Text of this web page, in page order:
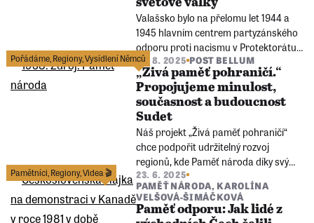
Leskovce.
Valašsko bylo na přelomu let 1944 a
1945 hlavním centrem partyzánského
odporu proti nacismu v Protektorátu
Čechy a Morava. Obyvatelé Prlova za
podporu partyzánů zaplatili svými
životy.
Pořádáme Regiony,Vysídlení Němců18. 8. 2025 POST BELLUM
„Živá paměť pohraničí.“
Propojujeme minulost,
současnost a budoucnost
Sudet
Náš projekt „Živá paměť pohraničí“
chce podpořit udržitelný rozvoj
regionů, kde Paměť národa díky svým
pobočkám dlouhodobě působí a kde
stále doznívají dopady poválečných
změn jako bylo vysídlení obyvatel,
izolace a ztráta vazby lidí
Pamětníci Regiony,Videa 🎬
23. 6. 2025
PAMĚŤ NÁRODA, KAROLÍNA
VELŠOVÁ-ŠIMÁČKOVÁ
Paměť odporu: Jak lidé z